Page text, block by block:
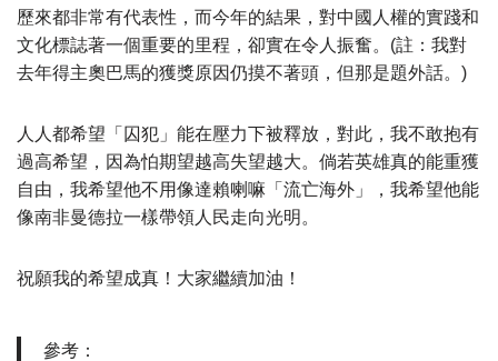
歷來都非常有代表性，而今年的結果，對中國人權的實踐和
文化標誌著一個重要的里程，卻實在令人振奮。(註：我對
去年得主奧巴馬的獲獎原因仍摸不著頭，但那是題外話。)
人人都希望「囚犯」能在壓力下被釋放，對此，我不敢抱有
過高希望，因為怕期望越高失望越大。倘若英雄真的能重獲
自由，我希望他不用像達賴喇嘛「流亡海外」，我希望他能
像南非曼德拉一樣帶領人民走向光明。
祝願我的希望成真！大家繼續加油！
參考：